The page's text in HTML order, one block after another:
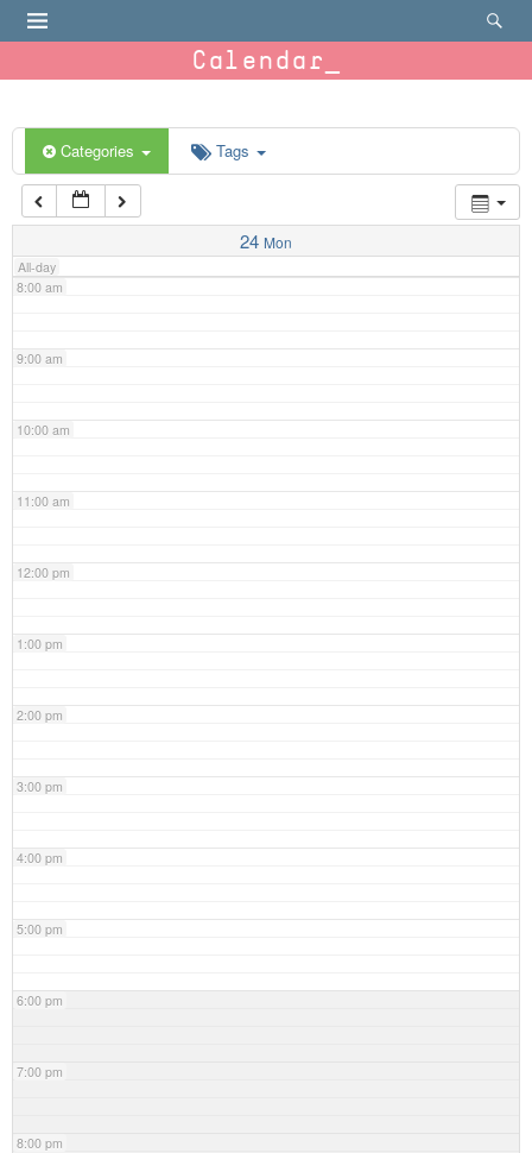
Calendar
Categories Tags
24 Mon
All-day
6:00 am
7:00 am
8:00 am
9:00 am
10:00 am
11:00 am
12:00 pm
1:00 pm
2:00 pm
3:00 pm
4:00 pm
5:00 pm
6:00 pm
7:00 pm
8:00 pm